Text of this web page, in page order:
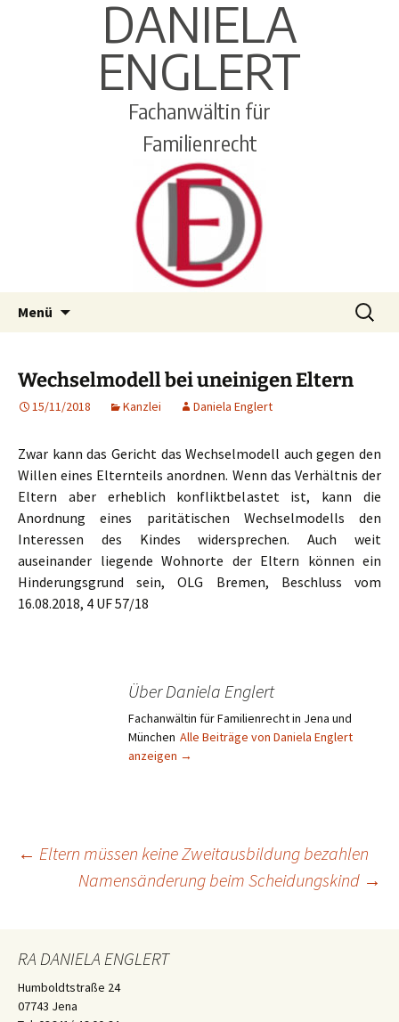
DANIELA
ENGLERT
Fachanwältin für
Familienrecht
Menü
Suchen
nach:
Wechselmodell bei uneinigen Eltern
15/11/2018 Kanzlei Daniela Englert
Zwar kann das Gericht das Wechselmodell auch gegen den
Willen eines Elternteils anordnen. Wenn das Verhältnis der
Eltern aber erheblich konfliktbelastet ist, kann die
Anordnung eines paritätischen Wechselmodells den
Interessen des Kindes widersprechen. Auch weit
auseinander liegende Wohnorte der Eltern können ein
Hinderungsgrund sein, OLG Bremen, Beschluss vom
16.08.2018, 4 UF 57/18
Über Daniela Englert
Fachanwältin für Familienrecht in Jena und
München Alle Beiträge von Daniela Englert
anzeigen →
Beitragsnavigation
← Eltern müssen keine Zweitausbildung bezahlen
Namensänderung beim Scheidungskind →
RA DANIELA ENGLERT
Humboldtstraße 24
07743 Jena